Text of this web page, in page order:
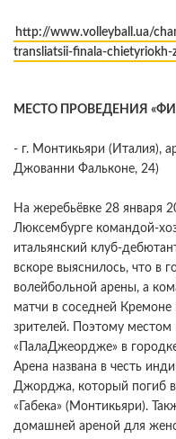
http://www.volleyball.ua/
transliatsii-finala-
МЕСТО ПРОВЕДЕНИЯ
- г. Монтикьяри (Италия),
Джованни Фальконе, 24)
На жеребьёвке 28 января
Люксембурге командой-
итальянский клуб-
вскоре выяснилось, что в
волейбольной арены, а
матчи в соседней Кремоне
зрителей. Поэтому
«ПалаДжеордже» в
Арена названа в честь
Джорджа, который погиб в
«Габека» (Монтикьяри).
домашней ареной для